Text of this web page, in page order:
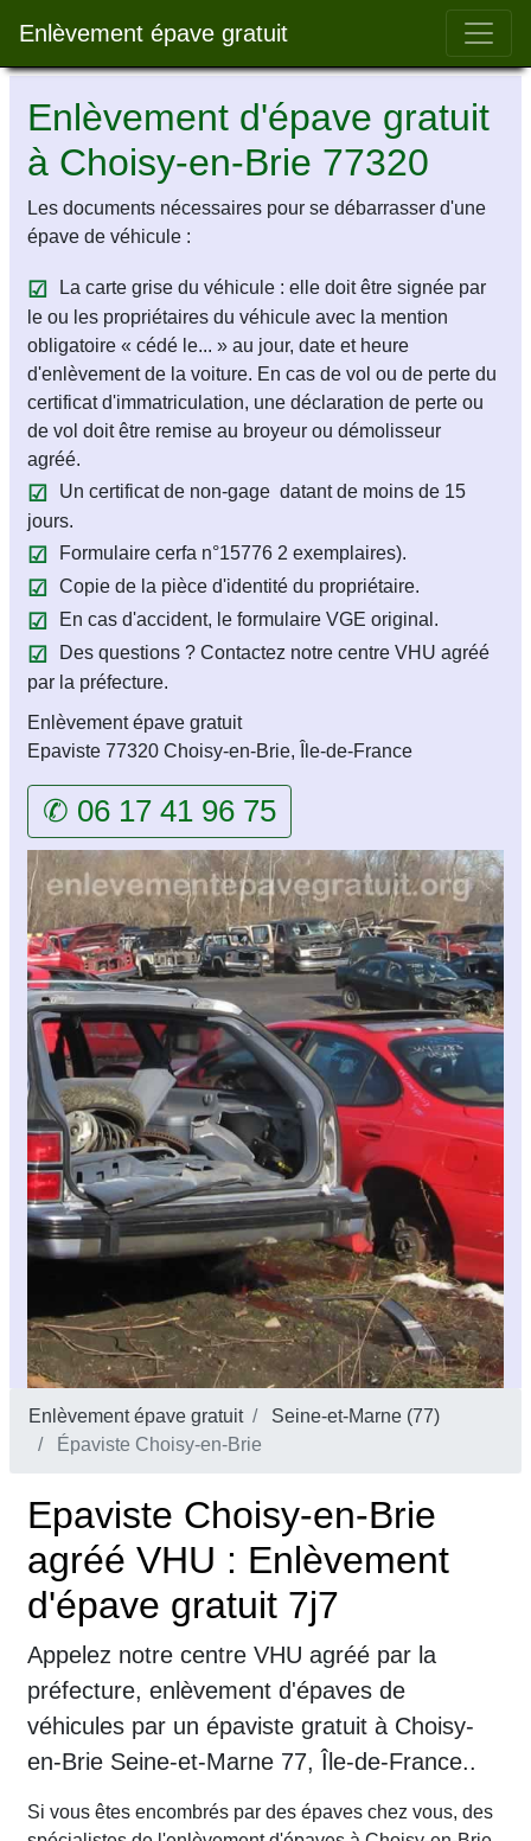
Enlèvement épave gratuit Bar
Enlèvement d'épave gratuit
à Choisy-en-Brie 77320
Les documents nécessaires pour se débarrasser d'une
épave de véhicule :
La carte grise du véhicule : elle doit être signée par
le ou les propriétaires du véhicule avec la mention
obligatoire « cédé le... » au jour, date et heure
d'enlèvement de la voiture. En cas de vol ou de perte du
certificat d'immatriculation, une déclaration de perte ou
de vol doit être remise au broyeur ou démolisseur
agréé.
Un certificat de non-gage datant de moins de 15
jours.
Formulaire cerfa n°15776 2 exemplaires).
Copie de la pièce d'identité du propriétaire.
En cas d'accident, le formulaire VGE original.
Des questions ? Contactez notre centre VHU agréé
par la préfecture.
Enlèvement épave gratuit
Epaviste 77320 Choisy-en-Brie, Île-de-France
✆ 06 17 41 96 75
Enlèvement épave gratuit
Seine-et-Marne (77)
Épaviste Choisy-en-Brie
Epaviste Choisy-en-Brie
agréé VHU : Enlèvement
d'épave gratuit 7j7
Appelez notre centre VHU agréé par la
préfecture, enlèvement d'épaves de
véhicules par un épaviste gratuit à Choisy-
en-Brie Seine-et-Marne 77, Île-de-France..
Si vous êtes encombrés par des épaves chez vous, des